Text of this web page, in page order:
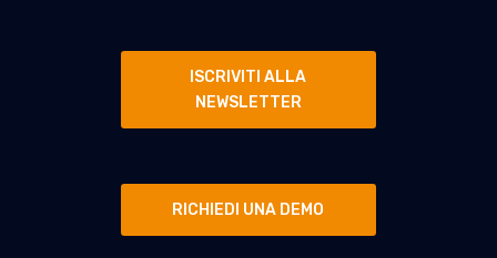
ISCRIVITI ALLA
NEWSLETTER
RICHIEDI UNA DEMO